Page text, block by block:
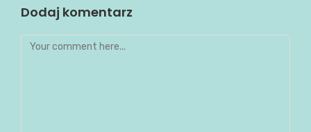
Dodaj komentarz